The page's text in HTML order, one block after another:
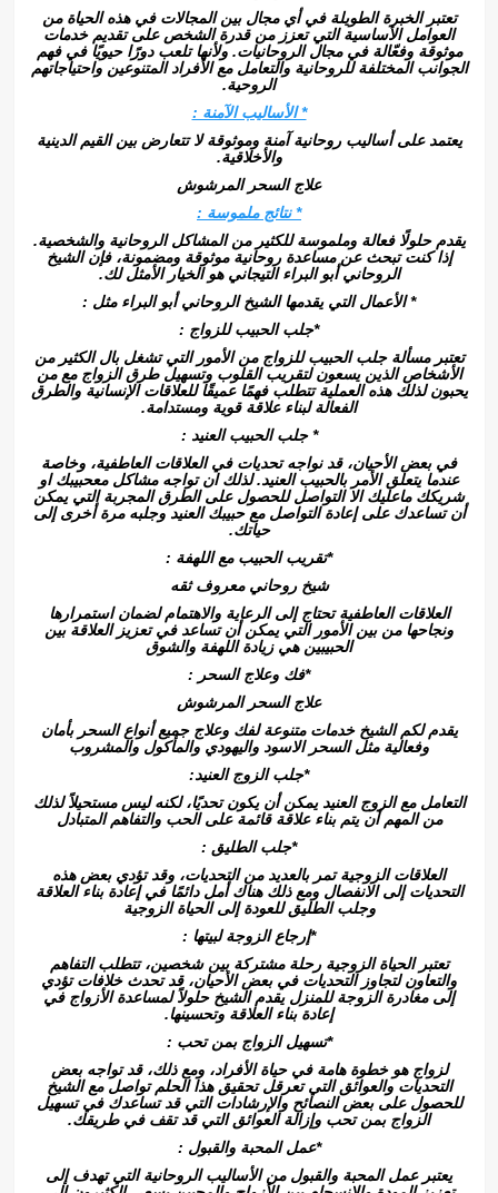
تعتبر الخبرة الطويلة في أي مجال بين المجالات في هذه الحياة من
العوامل الأساسية التي تعزز من قدرة الشخص على تقديم خدمات
موثوقة وفعّالة في مجال الروحانيات. ولأنها تلعب دورًا حيويًا في فهم
الجوانب المختلفة للروحانية والتعامل مع الأفراد المتنوعين واحتياجاتهم
الروحية.
* الأساليب الآمنة :
يعتمد على أساليب روحانية آمنة وموثوقة لا تتعارض بين القيم الدينية
والأخلاقية.
علاج السحر المرشوش
* نتائج ملموسة :
يقدم حلولًا فعالة وملموسة للكثير من المشاكل الروحانية والشخصية.
إذا كنت تبحث عن مساعدة روحانية موثوقة ومضمونة، فإن الشيخ
الروحاني أبو البراء التيجاني هو الخيار الأمثل لك.
* الأعمال التي يقدمها الشيخ الروحاني أبو البراء مثل :
*جلب الحبيب للزواج :
تعتبر مسألة جلب الحبيب للزواج من الأمور التي تشغل بال الكثير من
الأشخاص الذين يسعون لتقريب القلوب وتسهيل طرق الزواج مع من
يحبون لذلك هذه العملية تتطلب فهمًا عميقًا للعلاقات الإنسانية والطرق
الفعالة لبناء علاقة قوية ومستدامة.
* جلب الحبيب العنيد :
في بعض الأحيان، قد نواجه تحديات في العلاقات العاطفية، وخاصة
عندما يتعلق الأمر بالحبيب العنيد. لذلك ان تواجه مشاكل معحبيبك او
شريكك ماعليك الا التواصل للحصول على الطرق المجربة التي يمكن
أن تساعدك على إعادة التواصل مع حبيبك العنيد وجلبه مرة أخرى إلى
حياتك.
*تقريب الحبيب مع اللهفة :
شيخ روحاني معروف ثقه
العلاقات العاطفية تحتاج إلى الرعاية والاهتمام لضمان استمرارها
ونجاحها من بين الأمور التي يمكن أن تساعد في تعزيز العلاقة بين
الحبيبين هي زيادة اللهفة والشوق
*فك وعلاج السحر :
علاج السحر المرشوش
يقدم لكم الشيخ خدمات متنوعة لفك وعلاج جميع أنواع السحر بأمان
وفعالية مثل السحر الاسود واليهودي والمأكول والمشروب
*جلب الزوج العنيد:
التعامل مع الزوج العنيد يمكن أن يكون تحديًا، لكنه ليس مستحيلاً لذلك
من المهم أن يتم بناء علاقة قائمة على الحب والتفاهم المتبادل
*جلب الطليق :
العلاقات الزوجية تمر بالعديد من التحديات، وقد تؤدي بعض هذه
التحديات إلى الانفصال ومع ذلك هناك أمل دائمًا في إعادة بناء العلاقة
وجلب الطليق للعودة إلى الحياة الزوجية
*إرجاع الزوجة لبيتها :
تعتبر الحياة الزوجية رحلة مشتركة بين شخصين، تتطلب التفاهم
والتعاون لتجاوز التحديات في بعض الأحيان، قد تحدث خلافات تؤدي
إلى مغادرة الزوجة للمنزل يقدم الشيخ حلولاً لمساعدة الأزواج في
إعادة بناء العلاقة وتحسينها.
*تسهيل الزواج بمن تحب :
لزواج هو خطوة هامة في حياة الأفراد، ومع ذلك، قد تواجه بعض
التحديات والعوائق التي تعرقل تحقيق هذا الحلم تواصل مع الشيخ
للحصول على بعض النصائح والإرشادات التي قد تساعدك في تسهيل
الزواج بمن تحب وإزالة العوائق التي قد تقف في طريقك.
*عمل المحبة والقبول :
يعتبر عمل المحبة والقبول من الأساليب الروحانية التي تهدف إلى